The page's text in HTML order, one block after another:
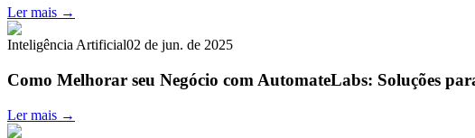
Ler mais →
Inteligência Artificial02 de jun. de 2025
Como Melhorar seu Negócio com AutomateLabs: Soluções
Ler mais →